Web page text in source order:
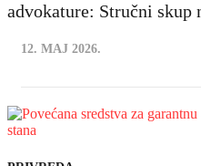
advokature: Stručni skup
12. MAJ 2026.